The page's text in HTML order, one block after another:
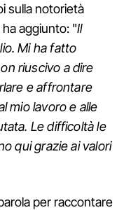
sulla notorietà
aggiunto: "Il
Mi ha fatto
riuscivo a dire
e affrontare
mio lavoro e alle
Le difficoltà le
qui grazie ai valori
per raccontare